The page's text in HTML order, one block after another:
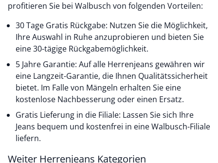
profitieren Sie bei Walbusch von folgenden Vorteilen:
30 Tage Gratis Rückgabe: Nutzen Sie die Möglichkeit,
Ihre Auswahl in Ruhe anzuprobieren und bieten Sie
eine 30-tägige Rückgabemöglichkeit.
5 Jahre Garantie: Auf alle Herrenjeans gewähren wir
eine Langzeit-Garantie, die Ihnen Qualitätssicherheit
bietet. Im Falle von Mängeln erhalten Sie eine
kostenlose Nachbesserung oder einen Ersatz.
Gratis Lieferung in die Filiale: Lassen Sie sich Ihre
Jeans bequem und kostenfrei in eine Walbusch-Filiale
liefern.
Weiter Herrenjeans Kategorien